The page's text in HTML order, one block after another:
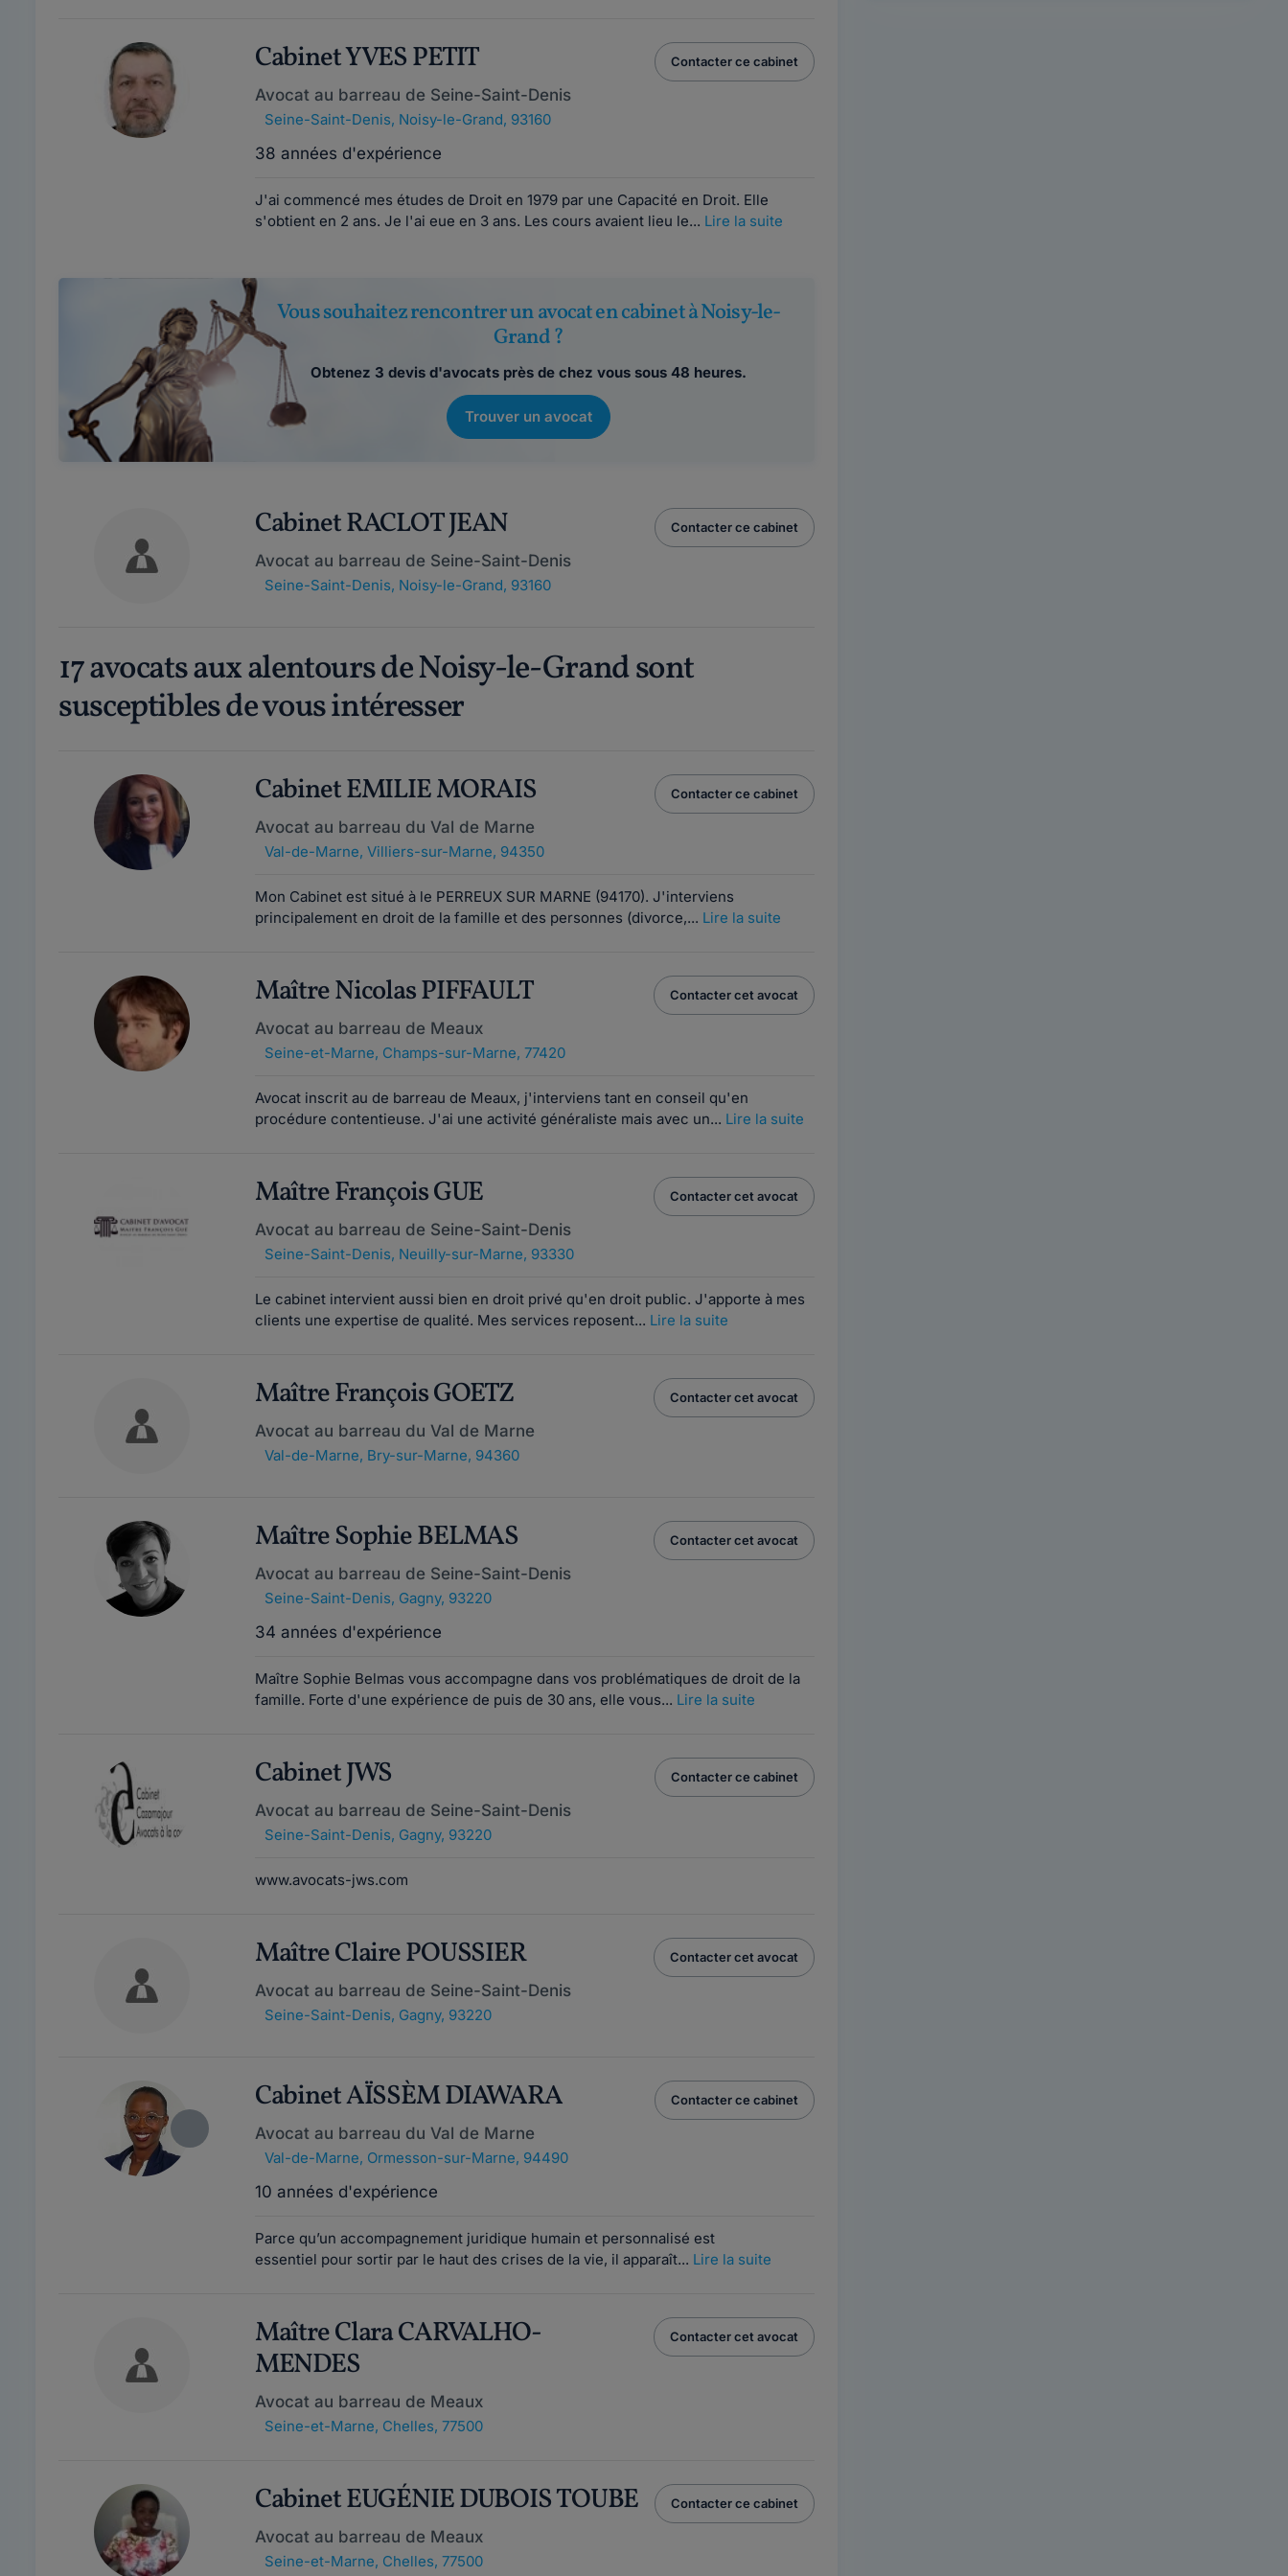
Cabinet YVES PETIT
Avocat au barreau de Seine-Saint-Denis
Seine-Saint-Denis, Noisy-le-Grand, 93160
38 années d'expérience
Contacter ce cabinet
J'ai commencé mes études de Droit en 1979 par une Capacité en Droit. Elle
s'obtient en 2 ans. Je l'ai eue en 3 ans. Les cours avaient lieu le... Lire la suite
Vous souhaitez rencontrer un avocat en cabinet à Noisy-le-
Grand ?
Obtenez 3 devis d'avocats près de chez vous sous 48 heures.
Trouver un avocat
Cabinet RACLOT JEAN
Avocat au barreau de Seine-Saint-Denis
Seine-Saint-Denis, Noisy-le-Grand, 93160
Contacter ce cabinet
17 avocats aux alentours de Noisy-le-Grand sont
susceptibles de vous intéresser
Cabinet EMILIE MORAIS
Avocat au barreau du Val de Marne
Val-de-Marne, Villiers-sur-Marne, 94350
Contacter ce cabinet
Mon Cabinet est situé à le PERREUX SUR MARNE (94170). J'interviens
principalement en droit de la famille et des personnes (divorce,... Lire la suite
Maître Nicolas PIFFAULT
Avocat au barreau de Meaux
Seine-et-Marne, Champs-sur-Marne, 77420
Contacter cet avocat
Avocat inscrit au de barreau de Meaux, j'interviens tant en conseil qu'en
procédure contentieuse. J'ai une activité généraliste mais avec un... Lire la suite
Maître François GUE
Avocat au barreau de Seine-Saint-Denis
Seine-Saint-Denis, Neuilly-sur-Marne, 93330
Contacter cet avocat
Le cabinet intervient aussi bien en droit privé qu'en droit public. J'apporte à mes
clients une expertise de qualité. Mes services reposent... Lire la suite
Maître François GOETZ
Avocat au barreau du Val de Marne
Val-de-Marne, Bry-sur-Marne, 94360
Contacter cet avocat
Maître Sophie BELMAS
Avocat au barreau de Seine-Saint-Denis
Seine-Saint-Denis, Gagny, 93220
34 années d'expérience
Contacter cet avocat
Maître Sophie Belmas vous accompagne dans vos problématiques de droit de la
famille. Forte d'une expérience de puis de 30 ans, elle vous... Lire la suite
Cabinet JWS
Avocat au barreau de Seine-Saint-Denis
Seine-Saint-Denis, Gagny, 93220
Contacter ce cabinet
www.avocats-jws.com
Maître Claire POUSSIER
Avocat au barreau de Seine-Saint-Denis
Seine-Saint-Denis, Gagny, 93220
Contacter cet avocat
Cabinet AÏSSÈM DIAWARA
Avocat au barreau du Val de Marne
Val-de-Marne, Ormesson-sur-Marne, 94490
10 années d'expérience
Contacter ce cabinet
Parce qu’un accompagnement juridique humain et personnalisé est
essentiel pour sortir par le haut des crises de la vie, il apparaît... Lire la suite
Maître Clara CARVALHO-
MENDES
Avocat au barreau de Meaux
Seine-et-Marne, Chelles, 77500
Contacter cet avocat
Cabinet EUGÉNIE DUBOIS TOUBE
Avocat au barreau de Meaux
Seine-et-Marne, Chelles, 77500
Contacter ce cabinet